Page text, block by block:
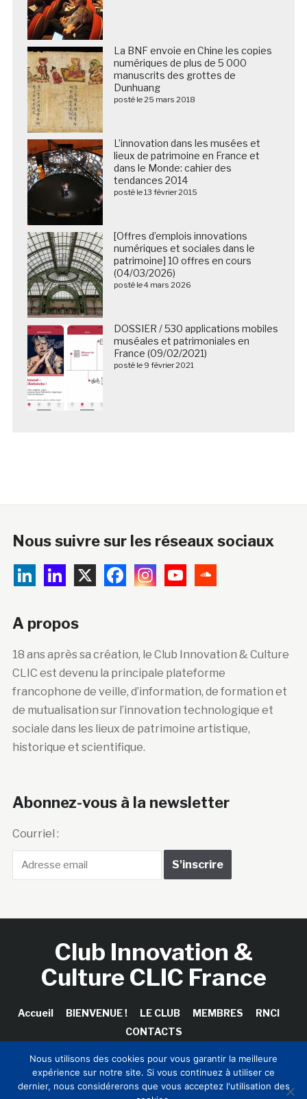
La BNF envoie en Chine les copies
numériques de plus de 5 000
manuscrits des grottes de
Dunhuang
posté le 25 mars 2018
L’innovation dans les musées et
lieux de patrimoine en France et
dans le Monde: cahier des
tendances 2014
posté le 13 février 2015
[Offres d’emplois innovations
numériques et sociales dans le
patrimoine] 10 offres en cours
(04/03/2026)
posté le 4 mars 2026
DOSSIER / 530 applications mobiles
muséales et patrimoniales en
France (09/02/2021)
posté le 9 février 2021
Nous suivre sur les réseaux sociaux
A propos
18 ans après sa création, le Club Innovation & Culture
CLIC est devenu la principale plateforme
francophone de veille, d’information, de formation et
de mutualisation sur l’innovation technologique et
sociale dans les lieux de patrimoine artistique,
historique et scientifique.
Abonnez-vous à la newsletter
Courriel :
Club Innovation &
Culture CLIC France
Accueil BIENVENUE ! LE CLUB MEMBRES
RNCI
CONTACTS
Copyright © 2026 Club Innovation & Culture CLIC France /
Nous utilisons des cookies pour vous garantir la meilleure
expérience sur notre site. Si vous continuez à utiliser ce
dernier, nous considérerons que vous acceptez l'utilisation des